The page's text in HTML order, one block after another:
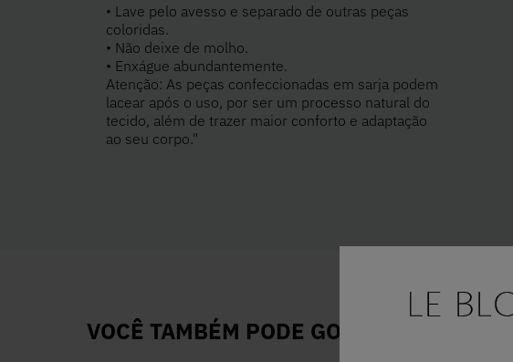
• Lave pelo avesso e separado de outras peças
coloridas.
• Não deixe de molho.
• Enxágue abundantemente.
Atenção: As peças confeccionadas em sarja podem
lacear após o uso, por ser um processo natural do
tecido, além de trazer maior conforto e adaptação
ao seu corpo."
VOCÊ TAMBÉM PODE GOSTAR DE..